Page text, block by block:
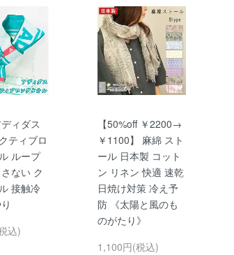
ィダス
ティブロ
ループ
ない ク
接触冷
込)
【50%off ￥2200→
￥1100】 麻綿 スト
ール 日本製 コット
ン リネン 快適 速乾
日焼け対策 冷え予
防 《太陽と風のも
のがたり》
1,100円(税込)